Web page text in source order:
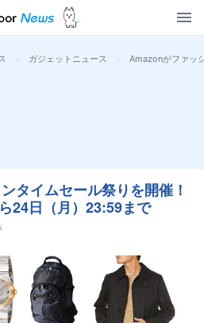
> ガジェットニュース > Amazonがファッ
タイムセール祭りを開催！
24日（月）23:59まで